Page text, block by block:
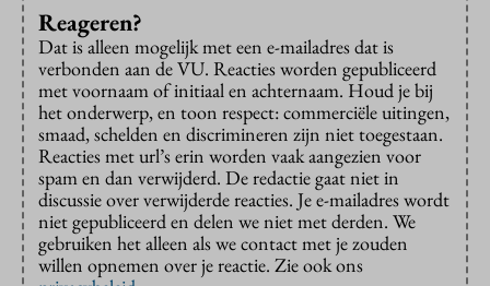
Reageren?
Dat is alleen mogelijk met een e-mailadres dat is
verbonden aan de VU. Reacties worden gepubliceerd
met voornaam of initiaal en achternaam. Houd je bij
het onderwerp, en toon respect: commerciële uitingen,
smaad, schelden en discrimineren zijn niet toegestaan.
Reacties met url’s erin worden vaak aangezien voor
spam en dan verwijderd. De redactie gaat niet in
discussie over verwijderde reacties. Je e-mailadres wordt
niet gepubliceerd en delen we niet met derden. We
gebruiken het alleen als we contact met je zouden
willen opnemen over je reactie. Zie ook ons